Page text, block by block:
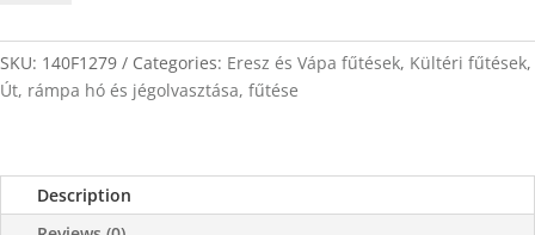
quantity
SKU: 140F1279 Categories: Eresz és Vápa fűtések, Kültéri fűtések,
Út, rámpa hó és jégolvasztása, fűtése
Description